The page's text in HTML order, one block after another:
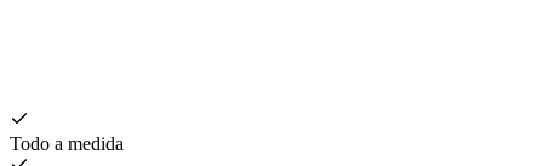
Todo a medida